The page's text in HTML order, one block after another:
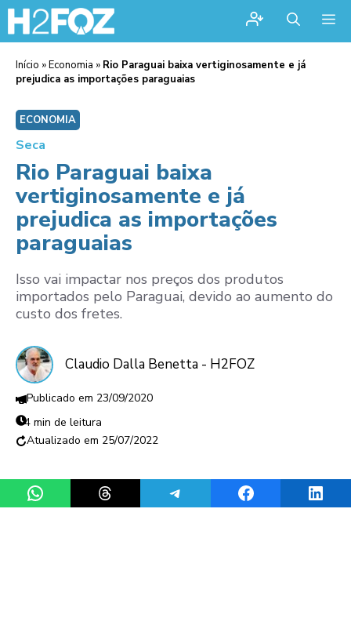
Início »Economia » Rio Paraguai baixa vertiginosamente e já
prejudica as importações paraguaias
ECONOMIA
Seca
Rio Paraguai baixa
vertiginosamente e já
prejudica as importações
paraguaias
Isso vai impactar nos preços dos produtos
importados pelo Paraguai, devido ao aumento do
custo dos fretes.
Claudio Dalla Benetta - H2FOZ
23/09/2020
4 min de leitura
25/07/2022
Share on WhatsAppShare on ThreadsShare on TelegramShare on Facebook